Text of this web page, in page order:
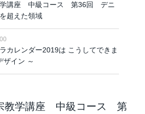
学講座 中級コース 第36回 デニ
超えた領域
カレンダー2019は こうしてできま
ザイン ～
教学講座 中級コース 第